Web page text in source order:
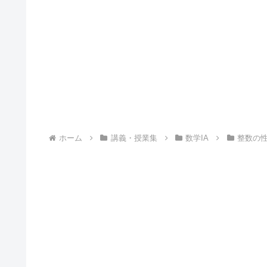
ホーム 講義・授業集 数学IA 整数の